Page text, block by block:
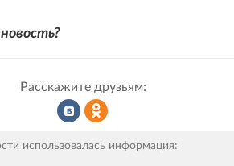
Расскажите друзьям:
использовалась информация: